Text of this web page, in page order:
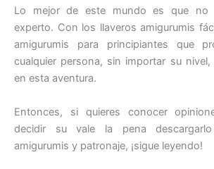
Lo mejor de este mundo es que no
experto. Con los llaveros amigurumis
amigurumis para principiantes que
cualquier persona, sin importar su nivel,
en esta aventura.
Entonces, si quieres conocer
decidir su vale la pena
amigurumis y patronaje, ¡sigue leyendo!